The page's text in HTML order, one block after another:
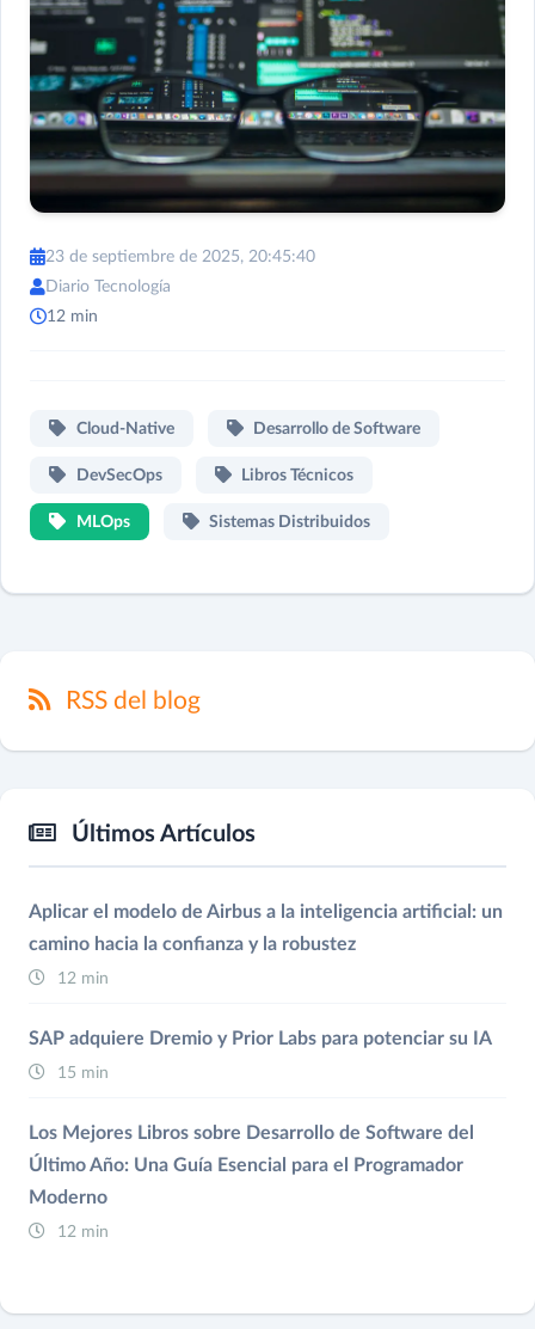
23 de septiembre de 2025, 20:45:40
Diario Tecnología
12 min
Cloud-Native Desarrollo de Software
DevSecOps Libros Técnicos
MLOps Sistemas Distribuidos
RSS del blog
Últimos Artículos
Aplicar el modelo de Airbus a la inteligencia artificial: un
camino hacia la confianza y la robustez
12 min
SAP adquiere Dremio y Prior Labs para potenciar su IA
15 min
Los Mejores Libros sobre Desarrollo de Software del
Último Año: Una Guía Esencial para el Programador
Moderno
12 min